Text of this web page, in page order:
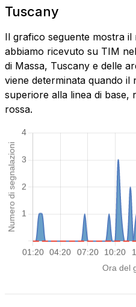
Tuscany
Il grafico seguente mostra
abbiamo ricevuto su TIM
di Massa, Tuscany e delle
viene determinata quando il
superiore alla linea di base,
rossa.